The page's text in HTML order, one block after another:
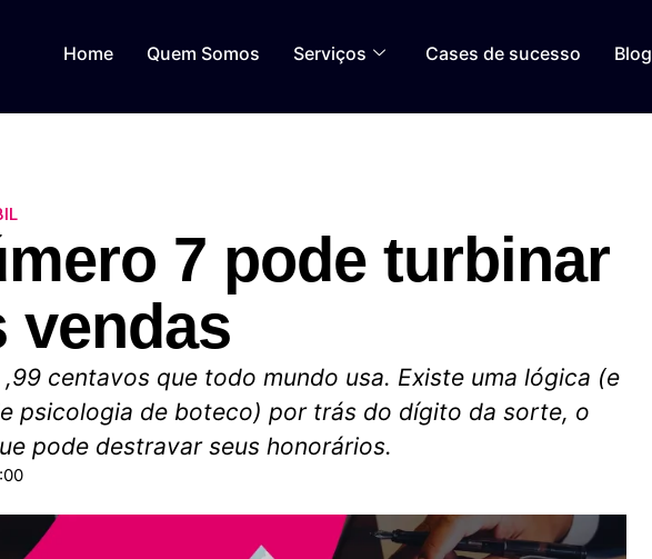
Home Quem Somos Serviços Cases de sucesso Blog
7 pode turbinar
vendas
,99 centavos que todo mundo usa. Existe uma lógica (e
psicologia de boteco) por trás do dígito da sorte, o
pode destravar seus honorários.